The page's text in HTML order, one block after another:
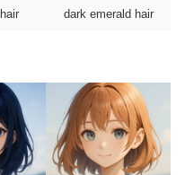
dark emerald hair